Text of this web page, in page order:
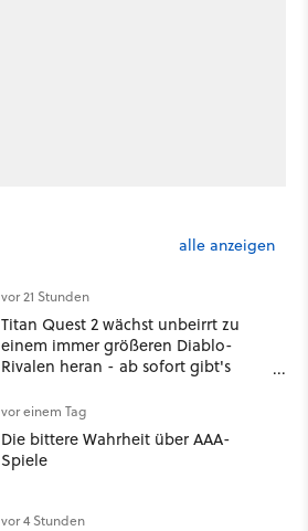
alle anzeigen
vor 21 Stunden
Titan Quest 2 wächst unbeirrt zu
einem immer größeren Diablo-
Rivalen heran - ab sofort gibt's
Klasse
vor einem Tag
Die bittere Wahrheit über AAA-
Spiele
vor 4 Stunden